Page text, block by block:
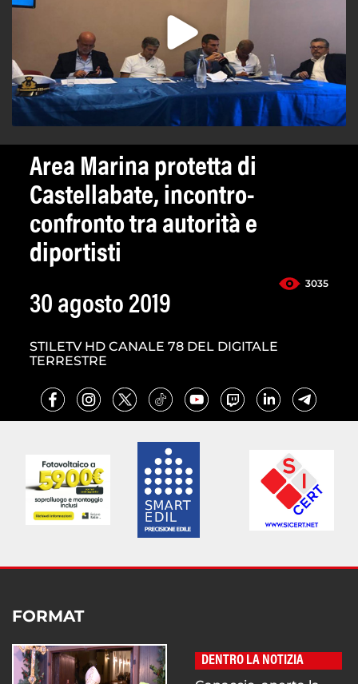
Area Marina protetta di
Castellabate, incontro-
confronto tra autorità e
diportisti
3035
30 agosto 2019
STILETV HD CANALE 78 DEL DIGITALE
TERRESTRE
FORMAT
DENTRO LA NOTIZIA